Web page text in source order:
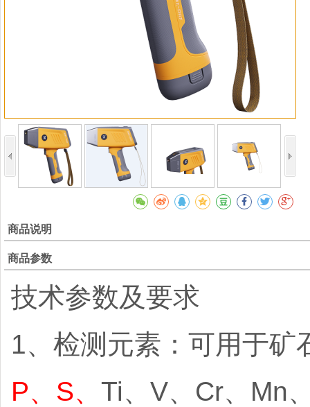
商品说明
商品参数
技术参数及要求
1、检测元素：可用于矿
P、S、 Ti、V、Cr、Mn